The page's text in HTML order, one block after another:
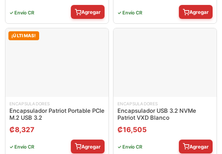
✓ Envío CR Agregar ✓ Envío CR Agregar
¡ÚLTIMAS!
ENCAPSULADORES
Encapsulador Patriot Portable PCIe
M.2 USB 3.2
₡8,327
✓ Envío CR Agregar
ENCAPSULADORES
Encapsulador USB 3.2 NVMe
Patriot VXD Blanco
₡16,505
✓ Envío CR Agregar